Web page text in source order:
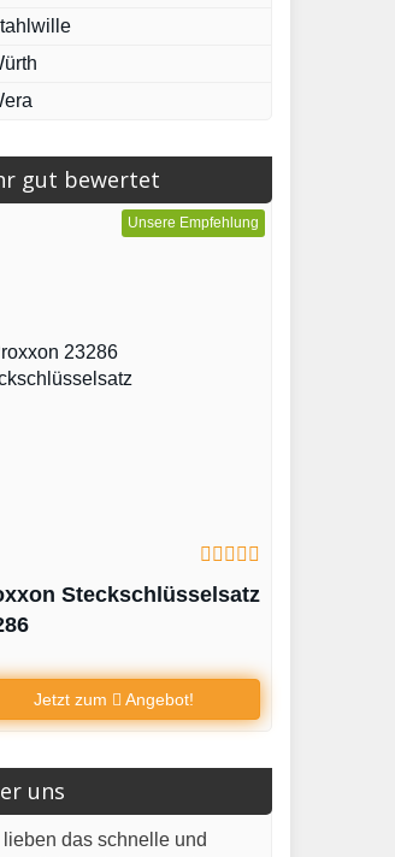
gut bewertet
Unsere Empfehlung
Steckschlüsselsatz
Jetzt zum Angebot!
uns
lieben das schnelle und